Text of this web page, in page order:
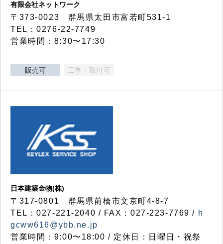
有限会社ネットワーク
〒373-0023 群馬県太田市富若町531-1
TEL：0276-22-7749
営業時間：8:30〜17:30
販売可 工事・取付可
日本建築金物(株)
〒317‐0801 群馬県前橋市文京町4-8-7
TEL：027-221-2040 / FAX：027-223-7769 / h
gcww616@ybb.ne.jp
営業時間：9:00〜18:00 / 定休日：日曜日・祝祭